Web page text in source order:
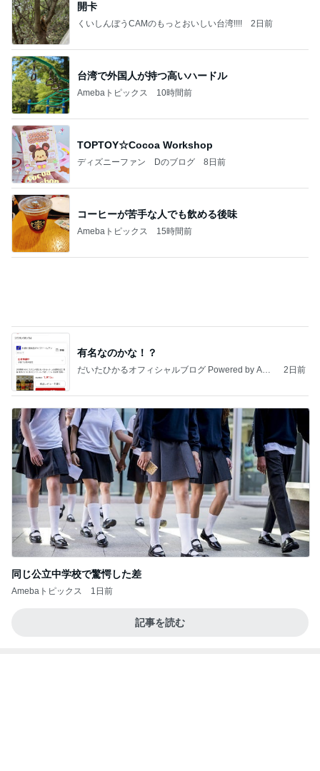
開卡
くいしんぼうCAMのもっとおいしい台湾!!!! 2日前
台湾で外国人が持つ高いハードル
Amebaトピックス 10時間前
TOPTOY☆Cocoa Workshop
ディズニーファン Dのブログ 8日前
コーヒーが苦手な人でも飲める後味
Amebaトピックス 15時間前
有名なのかな！？
だいたひかるオフィシャルブログ Powered by Ame
2日前
同じ公立中学校で驚愕した差
Amebaトピックス 1日前
記事を読む